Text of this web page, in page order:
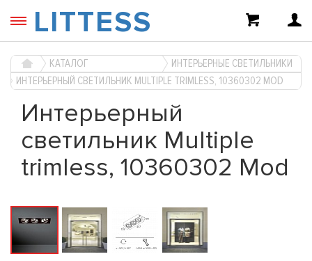
LITTESS
КАТАЛОГ
ИНТЕРЬЕРНЫЕ СВЕТИЛЬНИКИ
ИНТЕРЬЕРНЫЙ СВЕТИЛЬНИК MULTIPLE TRIMLESS, 10360302 MOD
Интерьерный
светильник Multiple
trimless, 10360302 Mod